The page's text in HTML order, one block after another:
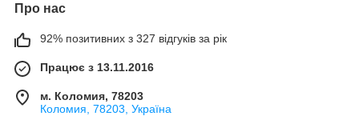
Про нас
92% позитивних з 327 відгуків за рік
Працює з 13.11.2016
м. Коломия, 78203
Коломия, 78203, Україна